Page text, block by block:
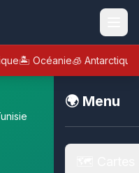
🏝️ Océanie🧊 Antarctique
🌍 Menu